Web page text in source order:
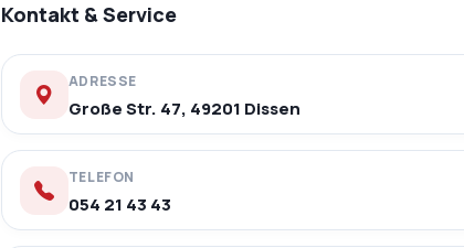
Kontakt & Service
ADRESSE
Große Str. 47, 49201 Dissen
TELEFON
054 21 43 43